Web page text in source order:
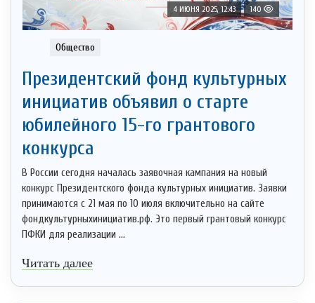
4 ИЮНЯ 2025, 12:43 140
Общество
Президентский фонд культурных
инициатив объявил о старте
юбилейного 15-го грантового
конкурса
В России сегодня началась заявочная кампания на новый
конкурс Президентского фонда культурных инициатив. Заявки
принимаются с 21 мая по 10 июля включительно на сайте
фондкультурныхинициатив.рф. Это первый грантовый конкурс
ПФКИ для реализации ...
Читать далее